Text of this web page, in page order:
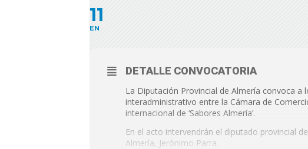
11
EN
DETALLE CONVOCATORIA
La Diputación Provincial de Almería convoca
interadministrativo entre la Cámara de
internacional de ‘Sabores Almería’.
En el acto intervendrán el diputado provincial
Almería, Jerónimo Parra.